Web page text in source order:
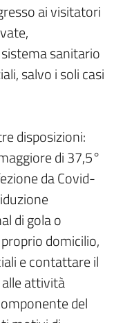
ai visitatori
sanitario
salvo i soli casi
disposizioni:
di 37,5°
da Covid-
di gola o
domicilio,
e contattare il
attività
del